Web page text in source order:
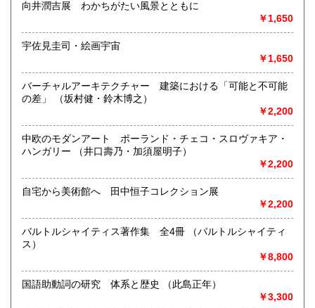
◆本の在庫について◆
当店に在庫している本はほぼ別棟倉庫に保管していますの
で、性急なお求めにはご対応致し兼ねます。ご来店にてお求
沿線名：-
営業時間：平日・土・祝10時半～18時
定休日：日曜日
書籍の買取について
-
取り扱い分野
総記、哲学宗教、歴史、社会科学、自然科学、美術工芸、国
向井潤吉展 わかちがたい風景とともに
￥1,650
宇佐見圭司・絵画宇宙
￥1,650
バーチャルアーキテクチャー 建築における「可能と不可能
の差」 （坂村健・鈴木博之）
￥2,200
中欧のモダンアート ポーランド・チェコ・スロヴァキア・
ハンガリー （井口壽乃・加須屋明子）
￥2,200
自宅から美術館へ 田中恒子コレクション展
￥2,200
バルトルシャイティス著作集 全4冊 （バルトルシャイティ
ス）
￥8,800
国語助動詞の研究 体系と歴史 （此島正年）
￥3,300